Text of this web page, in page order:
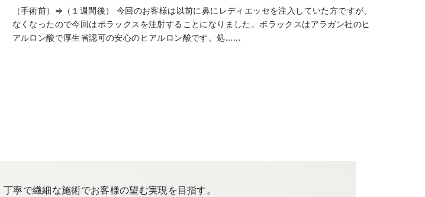
（手術前）⇒（１週間後） 今回のお客様は以前に鼻にレディエッセを注入していた方ですが、
なくなったので今回はボラックスを注射することになりました。ボラックスはアラガン社のヒ
アルロン酸で厚生省認可の安心のヒアルロン酸です。処......
寧で繊細な施術でお客様の望む実現を目指す。